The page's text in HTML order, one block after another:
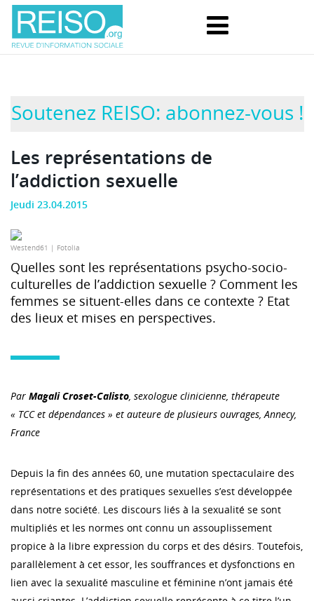
Soutenez REISO: abonnez-vous !
Les représentations de
l’addiction sexuelle
Jeudi 23.04.2015
Westen­d61 | Fotolia
Quelles sont les représentations psycho-socio-
culturelles de l’addiction sexuelle ? Comment les
femmes se situent-elles dans ce contexte ? Etat
des lieux et mises en perspectives.
Par Magali Croset-Calisto, sexologue clinicienne, thérapeute
« TCC et dépendances » et auteure de plusieurs ouvrages, Annecy,
France
Depuis la fin des années 60, une mutation spectaculaire des
représentations et des pratiques sexuelles s’est développée
dans notre société. Les discours liés à la sexualité se sont
multipliés et les normes ont connu un assouplissement
propice à la libre expression du corps et des désirs. Toutefois,
parallèlement à cet essor, les souffrances et dysfonctions en
lien avec la sexualité masculine et féminine n’ont jamais été